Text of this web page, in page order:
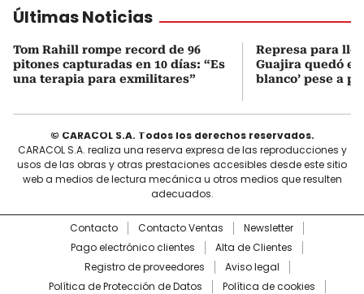
Últimas Noticias
Tom Rahill rompe record de 96
pitones capturadas en 10 días: “Es
una terapia para exmilitares”
Represa para
Guajira quedó en
blanco’ pese a
© CARACOL S.A. Todos los derechos reservados.
CARACOL S.A. realiza una reserva expresa de las reproducciones y
usos de las obras y otras prestaciones accesibles desde este sitio
web a medios de lectura mecánica u otros medios que resulten
adecuados.
Contacto Contacto Ventas
Newsletter
Pago electrónico clientes
Alta de Clientes
Registro de proveedores
Aviso legal
Política de Protección de Datos
Política de cookies